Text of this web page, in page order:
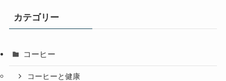
カテゴリー
コーヒー
コーヒーと健康